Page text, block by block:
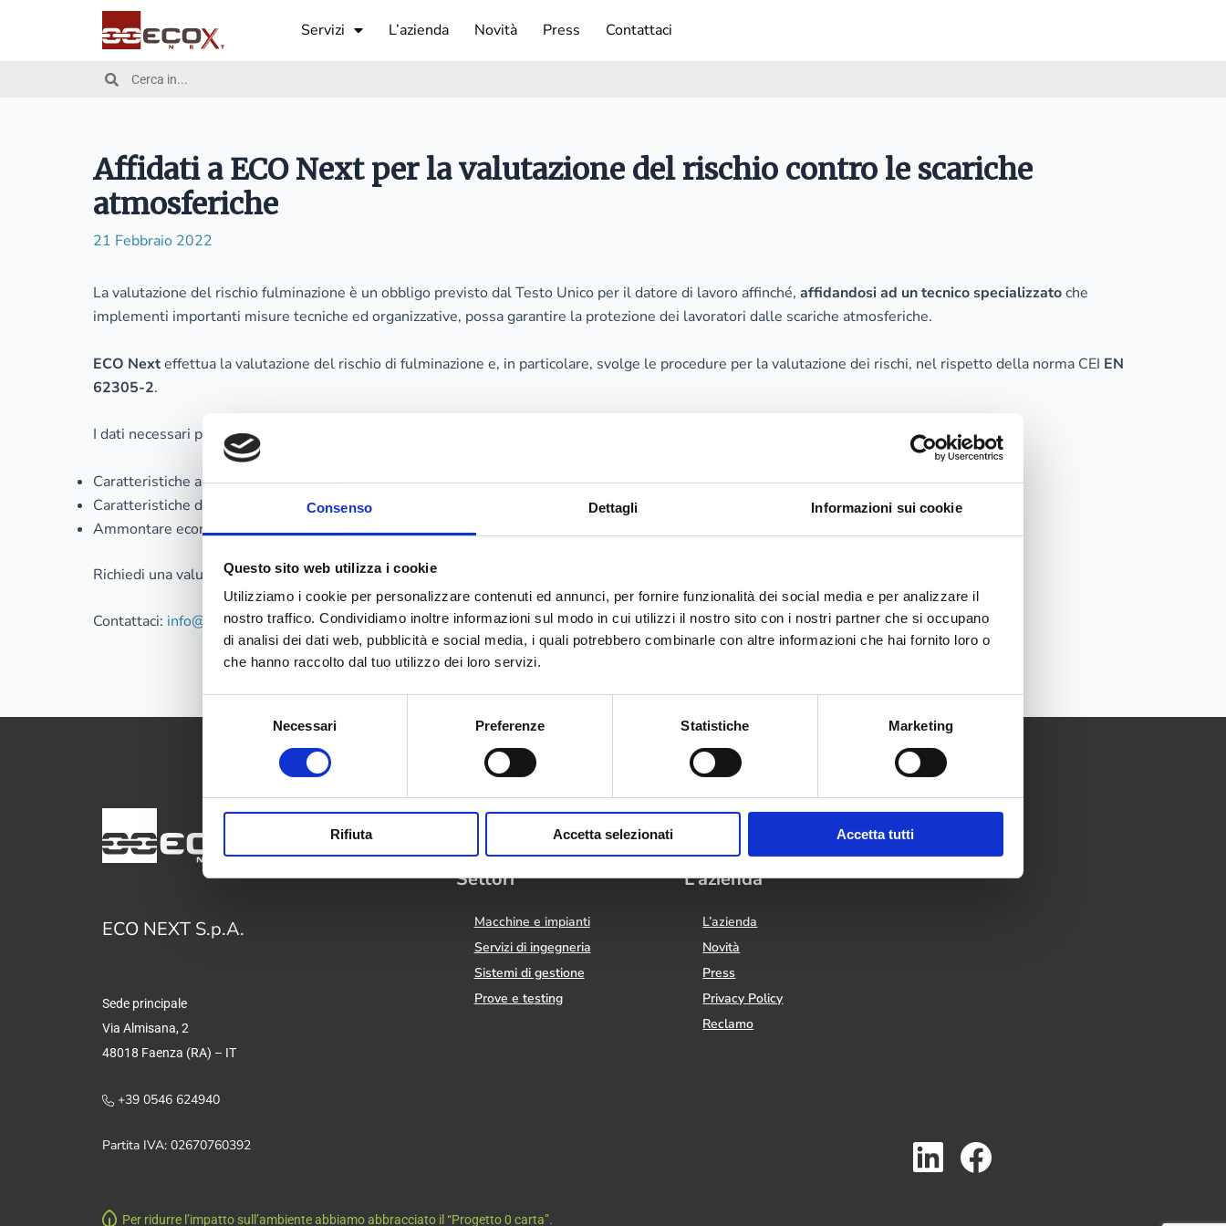
Consenso Dettagli Informazioni sui cookie
Questo sito web utilizza i cookie
Utilizziamo i cookie per personalizzare contenuti ed annunci, per fornire funzionalità dei social media e per analizzare il
nostro traffico. Condividiamo inoltre informazioni sul modo in cui utilizzi il nostro sito con i nostri partner che si occupano
di analisi dei dati web, pubblicità e social media, i quali potrebbero combinarle con altre informazioni che hai fornito loro o
che hanno raccolto dal tuo utilizzo dei loro servizi.
Necessari Preferenze Statistiche Marketing
Rifiuta Accetta selezionati Accetta tutti
Servizi L’azienda Novità Press Contattaci
Cerca Cerca
Affidati a ECO Next per la valutazione del rischio contro le scariche
atmosferiche
21 Febbraio 2022
La valutazione del rischio fulminazione è un obbligo previsto dal Testo Unico per il datore di lavoro affinché, affidandosi ad un tecnico specializzatoche
implementi importanti misure tecniche ed organizzative, possa garantire la protezione dei lavoratori dalle scariche atmosferiche.
ECO Nexteffettua la valutazione del rischio di fulminazione e, in particolare, svolge le procedure per la valutazione dei rischi, nel rispetto della norma CEI EN
62305-2.
I dati necessari per una corretta valutazione del rischio fulminazione sono:
Caratteristiche ambientali e densità dei fulmini
Caratteristiche della struttura, degli impianti, delle linee entranti e delle apparecchiature
Ammontare economico e sociale delle perdite, impatto ambientale dei danni e costo delle riparazioni
Richiedi una valutazione:https://www.econext.it/servizi/scariche-atmosferiche/
Contattaci: info@econext.it
ECO NEXT S.p.A.
Sede principale
Via Almisana, 2
48018 Faenza (RA) – IT
+39 0546 624940
Partita IVA: 02670760392
Settori
Macchine e impianti
Servizi di ingegneria
Sistemi di gestione
Prove e testing
L’azienda
L’azienda
Novità
Press
Privacy Policy
Reclamo
Per ridurre l’impatto sull’ambiente abbiamo abbracciato il “Progetto 0 carta”.